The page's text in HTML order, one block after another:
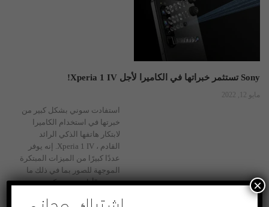
Sony تستثمر خبراتها في الكاميرا لأجل Xperia 1 IV!
مايو 12, 2022
استفادت سوني بشكل كبير من
خبرتها في استخدام الكاميرا
لابتكار هاتفها الذكي الرائد
القادم ، Xperia 1 IV. إنه يوفر
عددًا كبيرًا من الميزات المبتكرة
الموجهة للصور بما في ذلك ما
تسميه "أول عدسة تكبير بصري
×